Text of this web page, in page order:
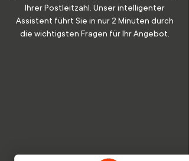
Ihrer Postleitzahl. Unser intelligenter
Assistent führt Sie in nur 2 Minuten durch
die wichtigsten Fragen für Ihr Angebot.